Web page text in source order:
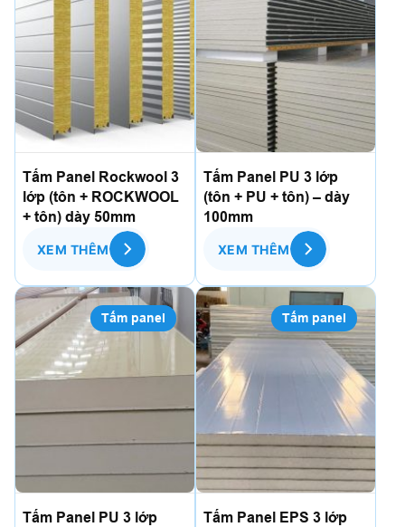
Tấm Panel Rockwool 3
lớp (tôn + ROCKWOOL
+ tôn) dày 50mm
XEM THÊM
Tấm Panel PU 3 lớp
(tôn + PU + tôn) – dày
100mm
XEM THÊM
Tấm panel
Tấm Panel PU 3 lớp
Tấm panel
Tấm Panel EPS 3 lớp